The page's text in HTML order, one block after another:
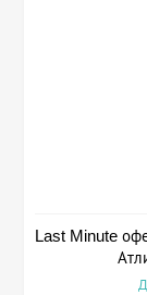
Last Minute